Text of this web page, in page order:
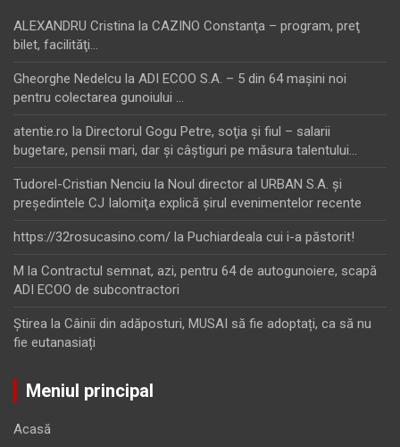
ALEXANDRU Cristina la CAZINO Constanţa – program, preţ
bilet, facilităţi…
Gheorghe Nedelcu la ADI ECOO S.A. – 5 din 64 maşini noi
pentru colectarea gunoiului …
atentie.ro la Directorul Gogu Petre, soţia şi fiul – salarii
bugetare, pensii mari, dar şi câştiguri pe măsura talentului…
Tudorel-Cristian Nenciu la Noul director al URBAN S.A. şi
preşedintele CJ Ialomiţa explică şirul evenimentelor recente
https://32rosucasino.com/ la Puchiardeala cui i-a păstorit!
M la Contractul semnat, azi, pentru 64 de autogunoiere, scapă
ADI ECOO de subcontractori
Ştirea la Câinii din adăposturi, MUSAI să fie adoptați, ca să nu
fie eutanasiați
Meniul principal
Acasă